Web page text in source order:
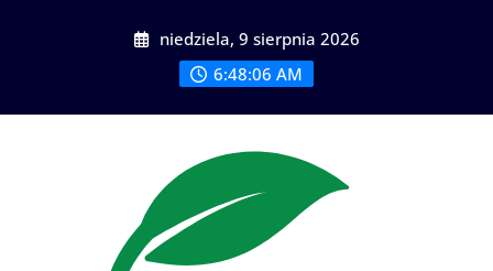
niedziela, 9 sierpnia 2026
6:48:08 AM